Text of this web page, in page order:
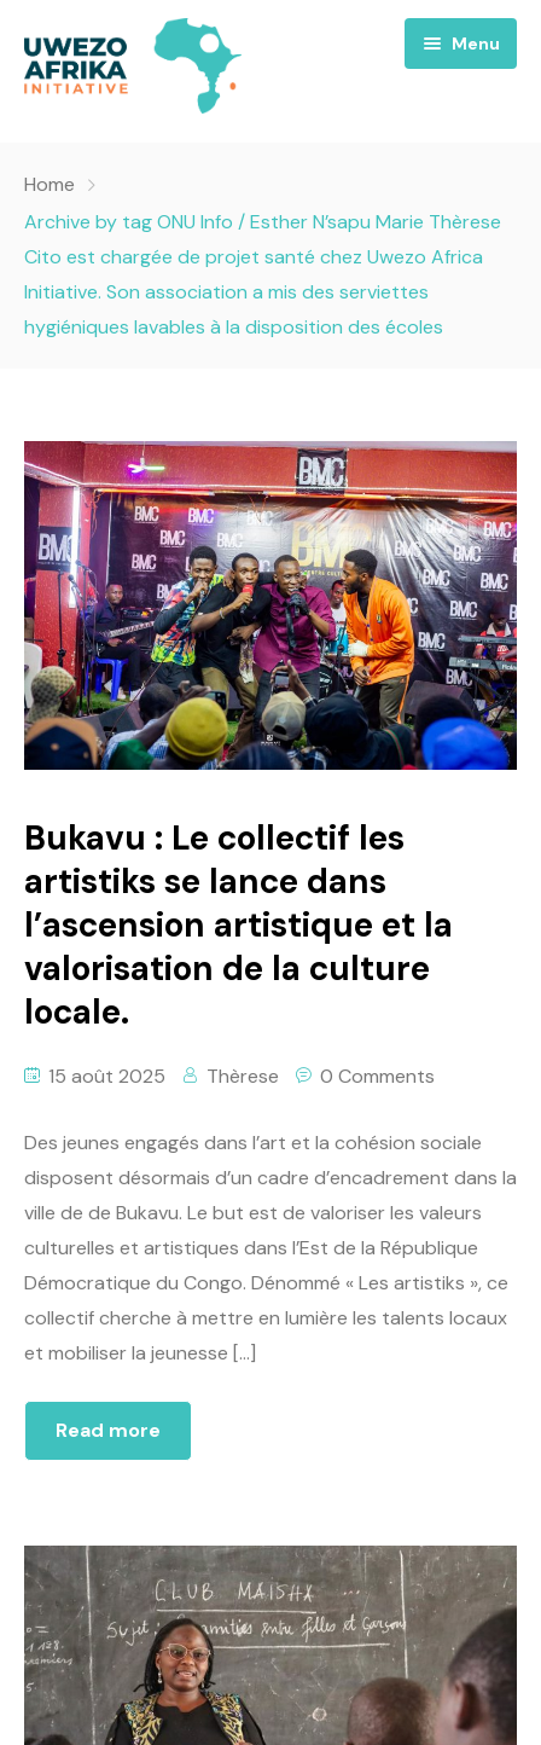
Menu
Nous
A propos
Équipes
Projets
Requiem pour la Paix
Success Story
Santé
Politique
Technologies
Entreprenariat
Uwezo FM
Emissions
Opportunités
Home
Archive by tag ONU Info / Esther N’sapu Marie Thèrese
Cito est chargée de projet santé chez Uwezo Africa
Initiative. Son association a mis des serviettes
hygiéniques lavables à la disposition des écoles
Bukavu : Le collectif les
artistiks se lance dans
l’ascension artistique et la
valorisation de la culture
locale.
15 août 2025 Thèrese 0 Comments
Des jeunes engagés dans l’art et la cohésion sociale
disposent désormais d’un cadre d’encadrement dans la
ville de de Bukavu. Le but est de valoriser les valeurs
culturelles et artistiques dans l’Est de la République
Démocratique du Congo. Dénommé « Les artistiks », ce
collectif cherche à mettre en lumière les talents locaux
et mobiliser la jeunesse […]
Read more